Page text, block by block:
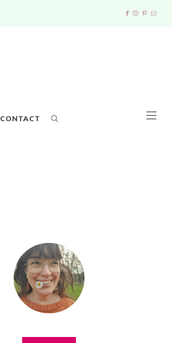
CONTACT